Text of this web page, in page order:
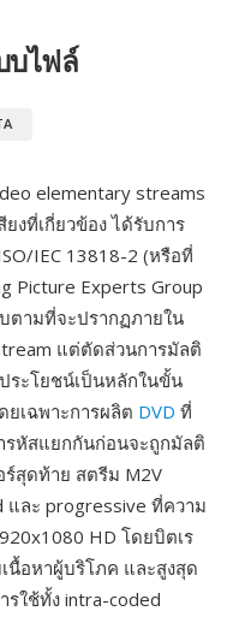
บไฟล์
elementary streams
งที่เกี่ยวข้อง ได้รับการ
IEC 13818-2 (หรือที่
Picture Experts Group
ตามที่จะปรากฏภายใน
แต่ตัดส่วนการมัลติ
ระโยชน์เป็นหลักในขั้น
ยเฉพาะการผลิต DVD ที่
รหัสแยกกันก่อนจะถูกมัลติ
สุดท้าย สตรีม M2V
ละ progressive ที่ความ
HD โดยบิตเร
นื้อหาผู้บริโภค และสูงสุด
ใช้ทั้ง intra-coded